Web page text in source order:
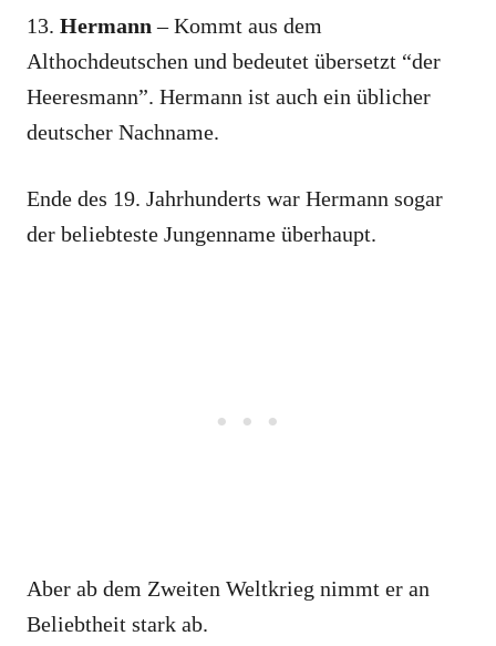
13. Hermann – Kommt aus dem
Althochdeutschen und bedeutet übersetzt “der
Heeresmann”. Hermann ist auch ein üblicher
deutscher Nachname.
Ende des 19. Jahrhunderts war Hermann sogar
der beliebteste Jungenname überhaupt.
Aber ab dem Zweiten Weltkrieg nimmt er an
Beliebtheit stark ab.